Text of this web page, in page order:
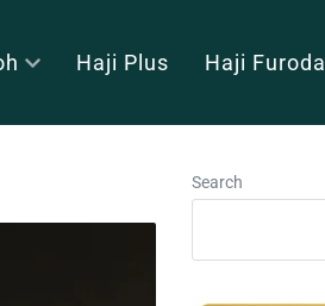
Haji Plus Haji Furoda
Search